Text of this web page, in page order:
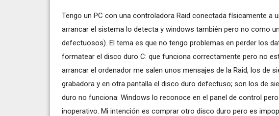
Tengo un PC con una controladora Raid conectada físicamente a
arrancar el sistema lo detecta y windows también pero no como
defectuosos). El tema es que no tengo problemas en perder los
formatear el disco duro C: que funciona correctamente pero no
arrancar el ordenador me salen unos mensajes de la Raid, los de
grabadora y en otra pantalla el disco duro defectuso; son los de
duro no funciona: Windows lo reconoce en el panel de control
inoperativo. Mi intención es comprar otro disco duro pero es